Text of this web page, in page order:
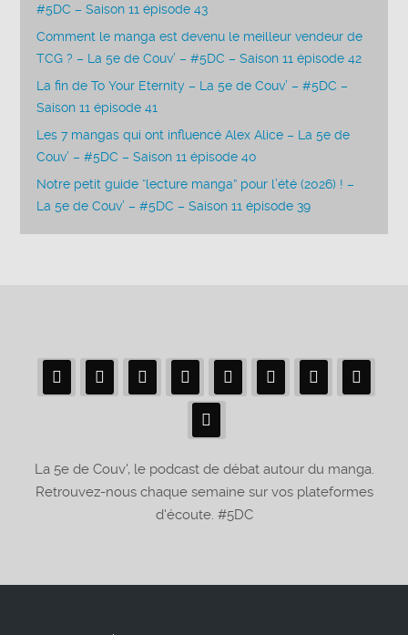
#5DC – Saison 11 épisode 43
Comment le manga est devenu le meilleur vendeur de
TCG ? – La 5e de Couv’ – #5DC – Saison 11 épisode 42
La fin de To Your Eternity – La 5e de Couv’ – #5DC –
Saison 11 épisode 41
Les 7 mangas qui ont influencé Alex Alice – La 5e de
Couv’ – #5DC – Saison 11 épisode 40
Notre petit guide “lecture manga” pour l’été (2026) ! –
La 5e de Couv’ – #5DC – Saison 11 épisode 39
La 5e de Couv', le podcast de débat autour du manga.
Retrouvez-nous chaque semaine sur vos plateformes
d'écoute. #5DC